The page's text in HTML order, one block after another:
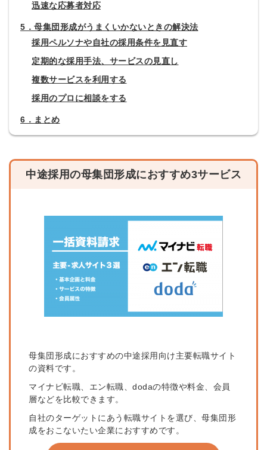
迅速な応募者対応
5．母集団形成がうまくいかないときの解決法
採用ペルソナや自社の採用条件を見直す
定期的な採用手法、サービスの見直し
複数サービスを利用する
採用のプロに相談をする
6．まとめ
中途採用の母集団形成におすすめ3サービス
母集団形成におすすめの中途採用向け主要転職サイト
の資料です。
マイナビ転職、エン転職、dodaの特徴や料金、会員
層などを比較できます。
自社のターゲットにあう転職サイトを選び、母集団形
成をおこないたい企業におすすめです。